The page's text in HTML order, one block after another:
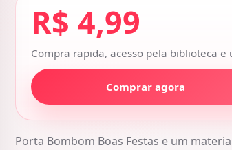
R$ 4,99
Compra rapida, acesso pela biblioteca e
Comprar agora
Porta Bombom Boas Festas e um